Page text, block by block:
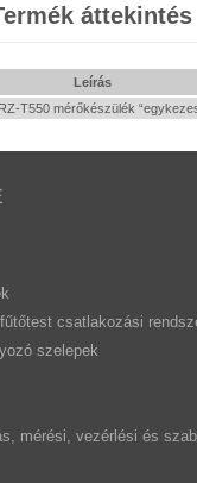
áttekintés
Leírás
T550 mérőkészülék
csatlakozási
szelepek
mérési, vezérlési és